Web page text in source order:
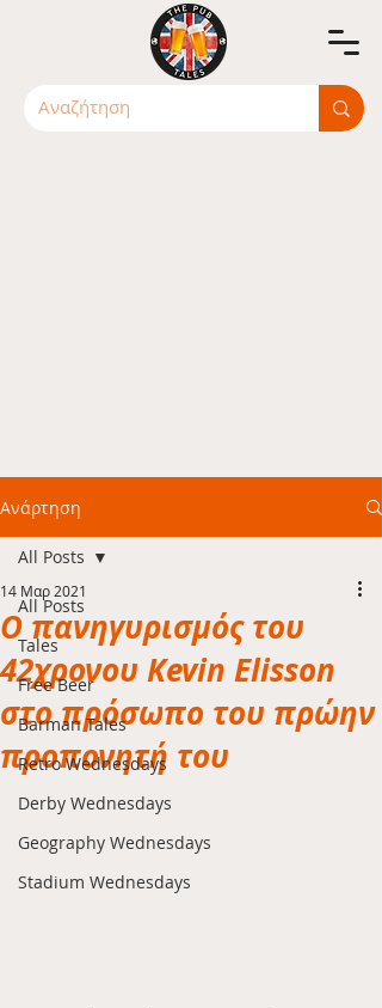
Ανάρτηση
All Posts
Tales
Free Beer
Barman Tales
Retro Wednesdays
Derby Wednesdays
Geography Wednesdays
Stadium Wednesdays
All Posts
Ο πανηγυρισμός του
42χρονου Kevin Elisson
στο πρόσωπο του πρώην
προπονητή του
14 Μαρ 2021